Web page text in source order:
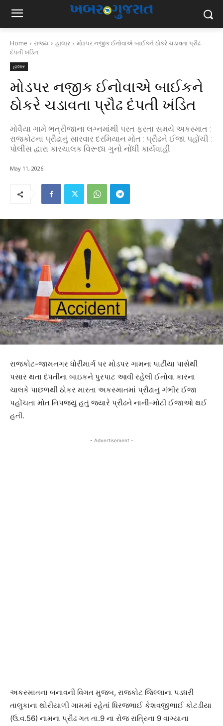
Home રાજ્ય હાલાર
મોડપર નજીક ઈનોવાએ બાઈકને ઠોકરે ચડાવતા પ્રૌઢ
દંપતી ખંડિત
હાલાર
મોડપર નજીક ઈનોવાએ બાઈકને
ઠોકરે ચડાવતા પ્રૌઢ દંપતી ખંડિત
મોવૈયા ગામે ભત્રીજાના લગ્નમાંથી પરત ફરતા સમયે અકસ્માત :
રાજકોટના પ્રૌઢાનું સારવાર દરમિયાન મોત : પ્રૌઢને ઈજા પહોંચી :
પોલીસ દ્વારા કારચાલક વિરૂધ્ધ ગુનો નોંધી કાર્યવાહી
May 11, 2026
રાજકોટ-જામનગર ધોરીમાર્ગ પર મોડપર ગામના પાટીયા પાસેથી
પસાર થતા દંપતીના બાઇકને પુરપાટ આવી રહેલી ઈનોવા કારના
ચાલકે પાછળથી ઠોકર મારતા અકસ્માતમાં પ્રૌઢાનું ગંભીર ઈજા
પહોંચતા મોત નિપજયું હતું જ્યારે પ્રૌઢને નાની-મોટી ઈજાઓ થઈ
હતી.
- Advertisement -
અકસ્માતના બનાવની વિગત મુજબ, રાજકોટ જિલ્લાના પડધરી
તાલુકાના થોરીયાળી ગામમાં રહેતાં ધિરજભાઈ કેશવજીભાઈ કોટડીયા
(ઉ.વ.56) નામના પ્રૌઢ ગત તા.9 ના રોજ રાત્રિના 9 વાગ્યાના